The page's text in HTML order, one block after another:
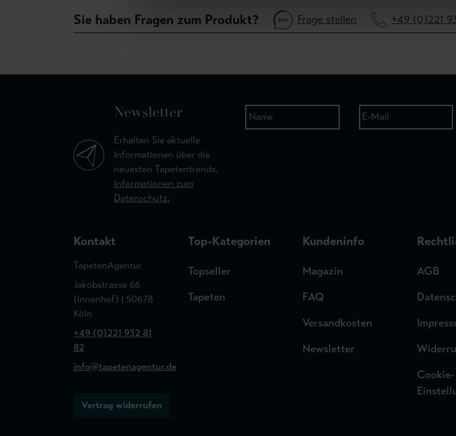
Sie haben Fragen zum Produkt? Frage stellen +49 (0)221
Newsletter
Erhalten Sie aktuelle
Informationen über die
neuesten Tapetentrends.
Informationen zum
Datenschutz.
Kontakt
TapetenAgentur
Jakobstrasse 66
(Innenhof) | 50678
Köln
+49 (0)221 932 81
82
info@tapetenagentur.de
Vertrag widerrufen
Top-Kategorien
Topseller
Tapeten
Kundeninfo
Magazin
FAQ
Versandkosten
Newsletter
AGB
Cookie-